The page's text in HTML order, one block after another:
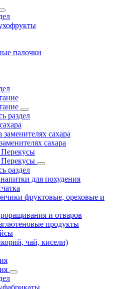
палочки
раздел
сахара
сахара
Перекусы
Перекусы
раздел
для похудения
фруктовые, ореховые и
и отваров
продукты
чай, кисели)